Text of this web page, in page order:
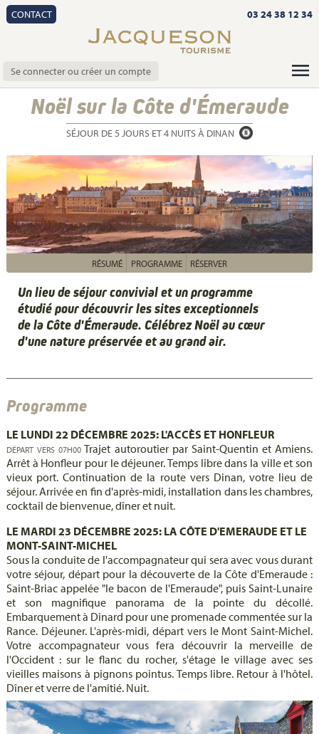
CONTACT 03 24 38 12 34
Se connecter ou créer un compte
Noël sur la Côte d'Émeraude
SÉJOUR DE 5 JOURS ET 4 NUITS À DINAN
RÉSUMÉ PROGRAMME RÉSERVER
Un lieu de séjour convivial et un programme
étudié pour découvrir les sites exceptionnels
de la Côte d'Émeraude. Célébrez Noël au cœur
d'une nature préservée et au grand air.
Programme
LE LUNDI 22 DÉCEMBRE 2025: L'ACCÈS ET HONFLEUR
DÉPART VERS 07H00 Trajet autoroutier par Saint-Quentin et Amiens.
Arrêt à Honfleur pour le déjeuner. Temps libre dans la ville et son
vieux port. Continuation de la route vers Dinan, votre lieu de
séjour. Arrivée en fin d'après-midi, installation dans les chambres,
cocktail de bienvenue, dîner et nuit.
LE MARDI 23 DÉCEMBRE 2025: LA CÔTE D'EMERAUDE ET LE
MONT-SAINT-MICHEL
Sous la conduite de l'accompagnateur qui sera avec vous durant
votre séjour, départ pour la découverte de la Côte d'Emeraude :
Saint-Briac appelée "le bacon de l'Emeraude", puis Saint-Lunaire
et son magnifique panorama de la pointe du décollé.
Embarquement à Dinard pour une promenade commentée sur la
Rance. Déjeuner. L'après-midi, départ vers le Mont Saint-Michel.
Votre accompagnateur vous fera découvrir la merveille de
l'Occident : sur le flanc du rocher, s'étage le village avec ses
vieilles maisons à pignons pointus. Temps libre. Retour à l'hôtel.
Dîner et verre de l'amitié. Nuit.